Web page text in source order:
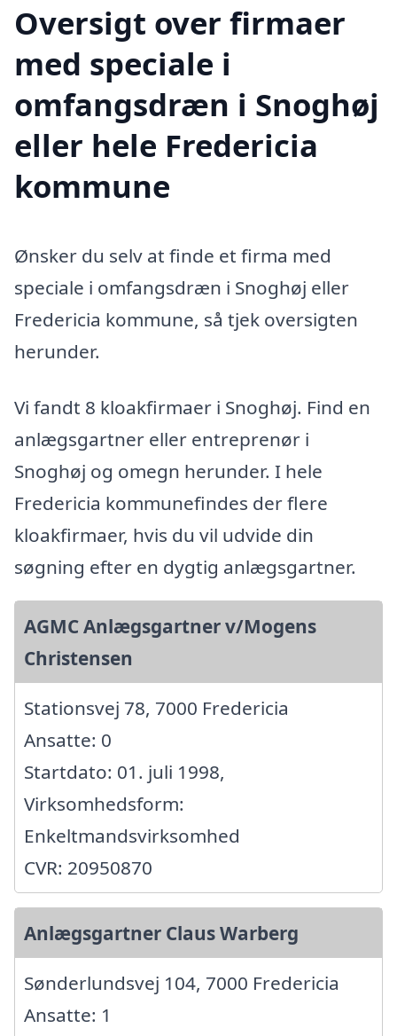
Oversigt over firmaer
med speciale i
omfangsdræn i Snoghøj
eller hele Fredericia
kommune
Ønsker du selv at finde et firma med
speciale i omfangsdræn i Snoghøj eller
Fredericia kommune, så tjek oversigten
herunder.
Vi fandt 8 kloakfirmaer i Snoghøj. Find en
anlægsgartner eller entreprenør i
Snoghøj og omegn herunder. I hele
Fredericia kommunefindes der flere
kloakfirmaer, hvis du vil udvide din
søgning efter en dygtig anlægsgartner.
AGMC Anlægsgartner v/Mogens
Christensen
Stationsvej 78, 7000 Fredericia
Ansatte: 0
Startdato: 01. juli 1998,
Virksomhedsform:
Enkeltmandsvirksomhed
CVR: 20950870
Anlægsgartner Claus Warberg
Sønderlundsvej 104, 7000 Fredericia
Ansatte: 1